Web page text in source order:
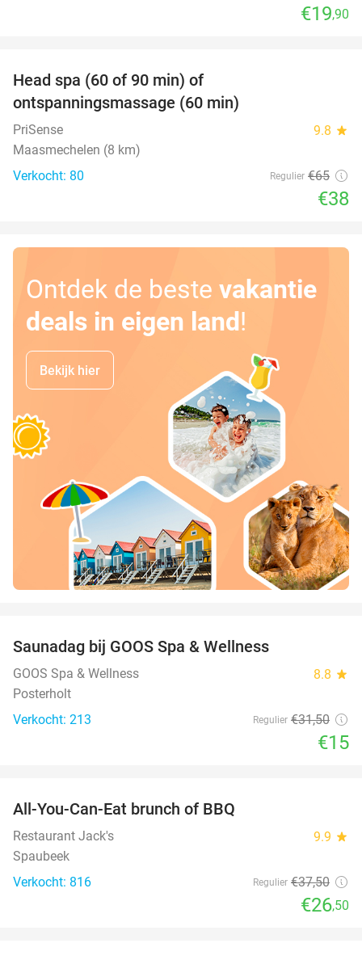
€19,90
Head spa (60 of 90 min) of
ontspanningsmassage (60 min)
PriSense 9.8 star
Maasmechelen (8 km)
Verkocht: 80
Regulier €65
€38
Ontdek de beste vakantie
deals in eigen land!
Bekijk hier
Saunadag bij GOOS Spa & Wellness
GOOS Spa & Wellness 8.8 star
Posterholt
Verkocht: 213
Regulier €31,50
€15
All-You-Can-Eat brunch of BBQ
Restaurant Jack's 9.9 star
Spaubeek
Verkocht: 816
Regulier €37,50
€26,50